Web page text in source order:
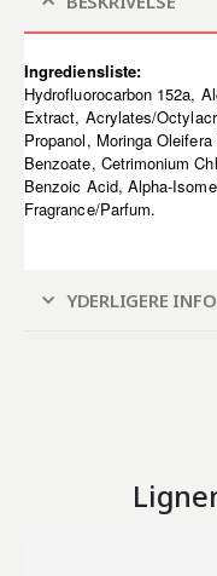
Ingrediensliste:
Hydrofluorocarbon 152a,
Extract, Acrylates/
Propanol, Moringa
Benzoate, Cetrimonium
Benzoic Acid, Alpha-
Fragrance/Parfum.
YDERLIGERE